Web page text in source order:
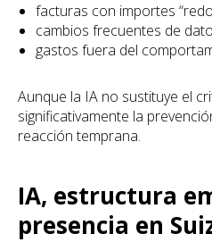
facturas con importes
cambios frecuentes de
gastos fuera del
Aunque la IA no sustituye el
significativamente la
reacción temprana.
IA, estructura
presencia en